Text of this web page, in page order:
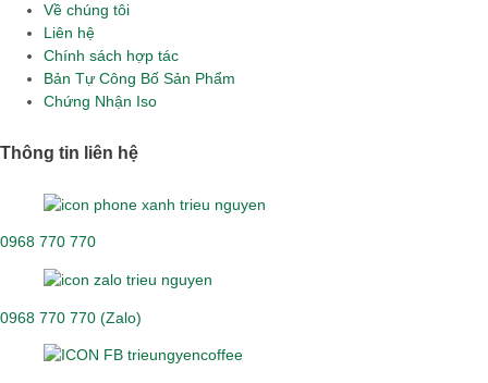
Về chúng tôi
Liên hệ
Chính sách hợp tác
Bản Tự Công Bố Sản Phẩm
Chứng Nhận Iso
Thông tin liên hệ
0968 770 770
0968 770 770 (Zalo)